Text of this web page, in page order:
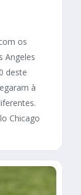
os
Angeles
deste
à
Chicago